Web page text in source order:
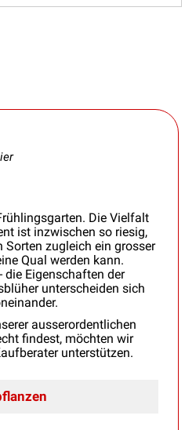
Die Vielfalt
ist inzwischen so riesig,
Sorten zugleich ein grosser
Qual werden kann.
die Eigenschaften der
unterscheiden sich
ausserordentlichen
findest, möchten wir
unterstützen.